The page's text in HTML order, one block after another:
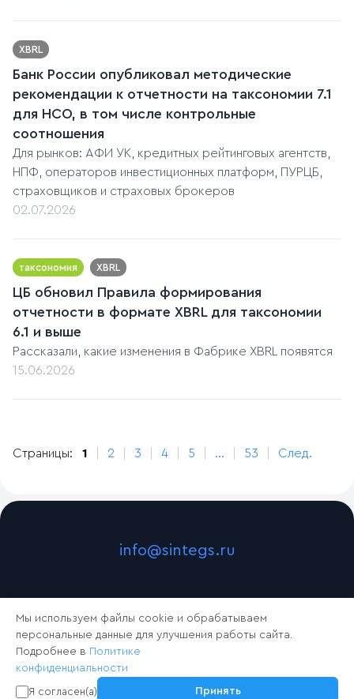
XBRL
Банк России опубликовал методические
рекомендации к отчетности на таксономии 7.1
для НСО, в том числе контрольные
соотношения
Для рынков: АФИ УК, кредитных рейтинговых агентств,
НПФ, операторов инвестиционных платформ, ПУРЦБ,
страховщиков и страховых брокеров
02.07.2026
таксономия XBRL
ЦБ обновил Правила формирования
отчетности в формате XBRL для таксономии
6.1 и выше
Рассказали, какие изменения в Фабрике XBRL появятся
15.06.2026
Страницы: 1 2 3 4 5 ... 53 След.
info@sintegs.ru
Мы используем файлы cookie и обрабатываем
персональные данные для улучшения работы сайта.
Подробнее в Политике
конфиденциальности
Я согласен(а) Принять